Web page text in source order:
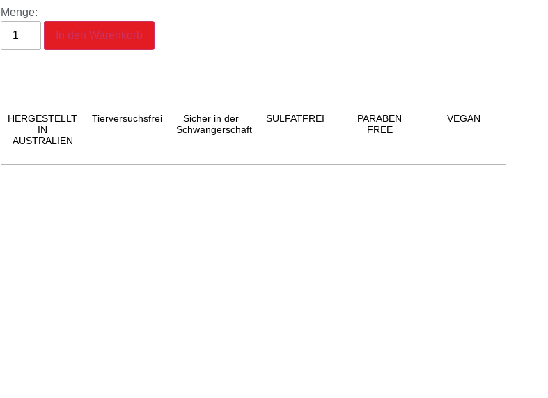
Menge:
In den Warenkorb
HERGESTELLT
IN
AUSTRALIEN
Tierversuchsfrei
Sicher in der
Schwangerschaft
SULFATFREI
PARABEN
FREE
VEGAN